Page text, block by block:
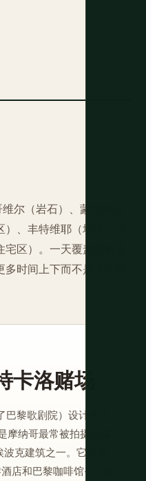
尔（岩石）、蒙特卡洛
、丰特维耶（填海工业
区）。一天覆盖所有主
时间上下而不是水平移
卡洛赌场
黎歌剧院）设计并于
纳哥最常被拍摄的建
克建筑之一。它前面
店和巴黎咖啡馆——是